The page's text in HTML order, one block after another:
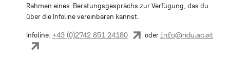
Rahmen eines Beratungsgesprächs zur Verfügung, das du
über die Infoline vereinbaren kannst.
Infoline: +43 (0)2742 851 24180 oder info@ndu.ac.at
.